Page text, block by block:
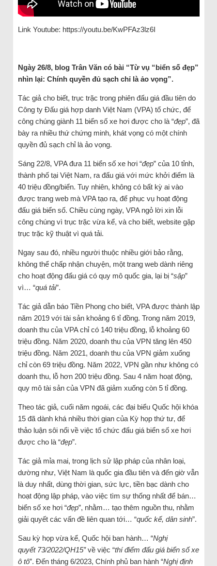
Link Youtube: https://youtu.be/KwPFAz3lz6I
Ngày 26/8, blog Trân Văn có bài “Từ vụ “biển số đẹp”
nhìn lại: Chính quyền đủ sạch chỉ là ảo vọng”.
Tác giả cho biết, trục trặc trong phiên đấu giá đầu tiên do
Công ty Đấu giá hợp danh Việt Nam (VPA) tổ chức, để
công chúng giành 11 biển số xe hơi được cho là “đẹp”, đã
bày ra nhiều thứ chứng minh, khát vọng có một chính
quyền đủ sạch chỉ là ảo vọng.
Sáng 22/8, VPA đưa 11 biển số xe hơi “đẹp” của 10 tỉnh,
thành phố tại Việt Nam, ra đấu giá với mức khởi điểm là
40 triệu đồng/biển. Tuy nhiên, không có bất kỳ ai vào
được trang web mà VPA tạo ra, để phục vụ hoạt động
đấu giá biển số. Chiều cùng ngày, VPA ngỏ lời xin lỗi
công chúng vì trục trặc vừa kể, và cho biết, website gặp
trục trặc kỹ thuật vì quá tải.
Ngay sau đó, nhiều người thuộc nhiều giới bảo rằng,
không thể chấp nhận chuyện, một trang web dành riêng
cho hoạt động đấu giá có quy mô quốc gia, lại bị “sập”
vì… “quá tải”.
Tác giả dẫn báo Tiền Phong cho biết, VPA được thành lập
năm 2019 với tài sản khoảng 6 tỉ đồng. Trong năm 2019,
doanh thu của VPA chỉ có 140 triệu đồng, lỗ khoảng 60
triệu đồng. Năm 2020, doanh thu của VPN tăng lên 450
triệu đồng. Năm 2021, doanh thu của VPN giảm xuống
chỉ còn 69 triệu đồng. Năm 2022, VPN gần như không có
doanh thu, lỗ hơn 200 triệu đồng. Sau 4 năm hoạt động,
quy mô tài sản của VPN đã giảm xuống còn 5 tỉ đồng.
Theo tác giả, cuối năm ngoái, các đại biểu Quốc hội khóa
15 đã dành khá nhiều thời gian của Kỳ họp thứ tư, để
thảo luận sôi nổi về việc tổ chức đấu giá biển số xe hơi
được cho là “đẹp”.
Tác giả mỉa mai, trong lịch sử lập pháp của nhân loại,
dường như, Việt Nam là quốc gia đầu tiên và đến giờ vẫn
là duy nhất, dùng thời gian, sức lực, tiền bạc dành cho
hoạt động lập pháp, vào việc tìm sự thống nhất để bán…
biển số xe hơi “đẹp”, nhằm… tạo thêm nguồn thu, nhằm
giải quyết các vấn đề liên quan tới… “quốc kế, dân sinh”.
Sau kỳ họp vừa kể, Quốc hội ban hành… “Nghị
quyết 73/2022/QH15”về việc “thí điểm đấu giá biển số xe
ô tô”. Đến tháng 6/2023, Chính phủ ban hành “Nghị định